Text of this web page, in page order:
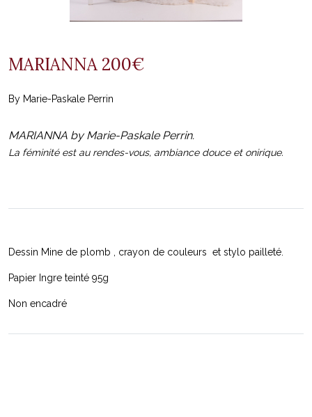
MARIANNA 200€
By Marie-Paskale Perrin
MARIANNA by Marie-Paskale Perrin.
La féminité est au rendes-vous, ambiance douce et onirique.
Dessin Mine de plomb , crayon de couleurs et stylo pailleté.
Papier Ingre teinté 95g
Non encadré